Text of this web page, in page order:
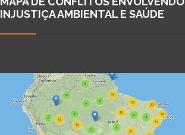
INJUSTIÇA AMBIENTAL E SAÚDE